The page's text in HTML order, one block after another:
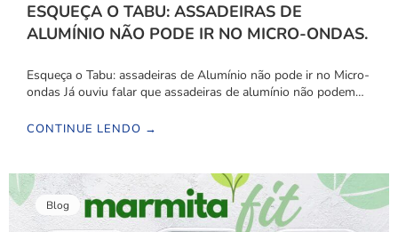
ESQUEÇA O TABU: ASSADEIRAS DE
ALUMÍNIO NÃO PODE IR NO MICRO-ONDAS.
Esqueça o Tabu: assadeiras de Alumínio não pode ir no Micro-
ondas Já ouviu falar que assadeiras de alumínio não podem…
CONTINUE LENDO →
Blog